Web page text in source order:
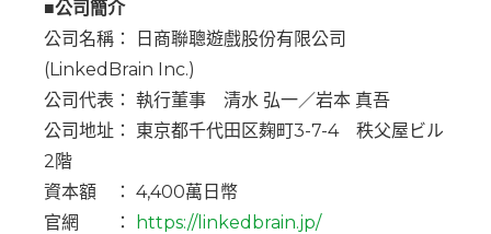
■公司簡介
公司名稱： 日商聯聰遊戲股份有限公司
(LinkedBrain Inc.)
公司代表： 執行董事 清水 弘一／岩本 真吾
公司地址： 東京都千代田区麹町3-7-4 秩父屋ビル
2階
資本額 ： 4,400萬日幣
官網 ：
https://linkedbrain.jp/